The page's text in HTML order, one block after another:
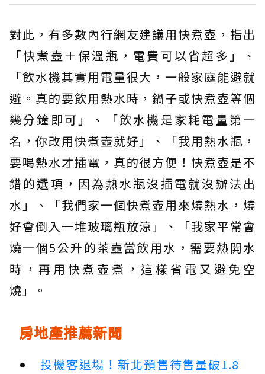
對此，有多數內行網友建議用快煮壺，指出
「快煮壺＋保溫瓶，電費可以省超多」、
「飲水機其實用電量很大，一般家庭能避就
避。真的要飲用熱水時，鍋子或快煮壺等個
幾分鐘即可」、「飲水機是家耗電量第一
名，你改用快煮壺就好」、「我用熱水瓶，
要喝熱水才插電，真的很方便！快煮壺是不
錯的選項，因為熱水瓶沒插電就沒辦法出
水」、「我們家一個快煮壺用來燒熱水，燒
好會倒入一堆玻璃瓶放涼」、「我家平常會
燒一個5公升的茶壺當飲用水，需要熱開水
時，再用快煮壺煮，這樣省電又避免空
燒」。
房地產推薦新聞
投機客退場！新北預售待售量破1.8